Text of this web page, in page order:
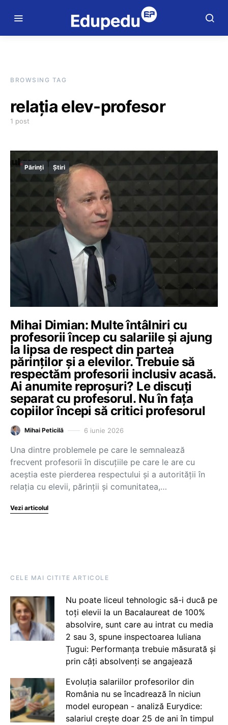
BROWSING TAG
relația elev-profesor
1 post
Părinți Știri
Mihai Dimian: Multe întâlniri cu
profesorii încep cu salariile și ajung
la lipsa de respect din partea
părinților și a elevilor. Trebuie să
respectăm profesorii inclusiv acasă.
Ai anumite reproșuri? Le discuți
separat cu profesorul. Nu în fața
copiilor începi să critici profesorul
Mihai Peticilă 6 iunie 2026
Una dintre problemele pe care le semnalează
frecvent profesorii în discuțiile pe care le are cu
aceștia este pierderea respectului și a autorității în
relația cu elevii, părinții și comunitatea,…
Vezi articolul
CELE MAI CITITE ARTICOLE
Nu poate liceul tehnologic să-i ducă pe
toți elevii la un Bacalaureat de 100%
absolvire, sunt care au intrat cu media
2 sau 3, spune inspectoarea Iuliana
Țugui: Performanța trebuie măsurată și
prin câți absolvenți se angajează
Evoluția salariilor profesorilor din
România nu se încadrează în niciun
model european - analiză Eurydice:
salariul crește doar 25 de ani în timpul